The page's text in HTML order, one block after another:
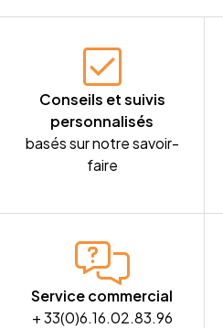
Conseils et suivis
personnalisés
basés sur notre savoir-
faire
Service commercial
+ 33(0)6.16.02.83.96